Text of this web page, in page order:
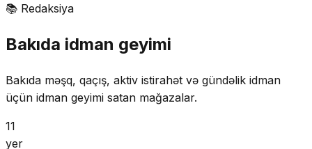
📚 Redaksiya
Bakıda idman geyimi
Bakıda məşq, qaçış, aktiv istirahət və gündəlik idman
üçün idman geyimi satan mağazalar.
11
yer